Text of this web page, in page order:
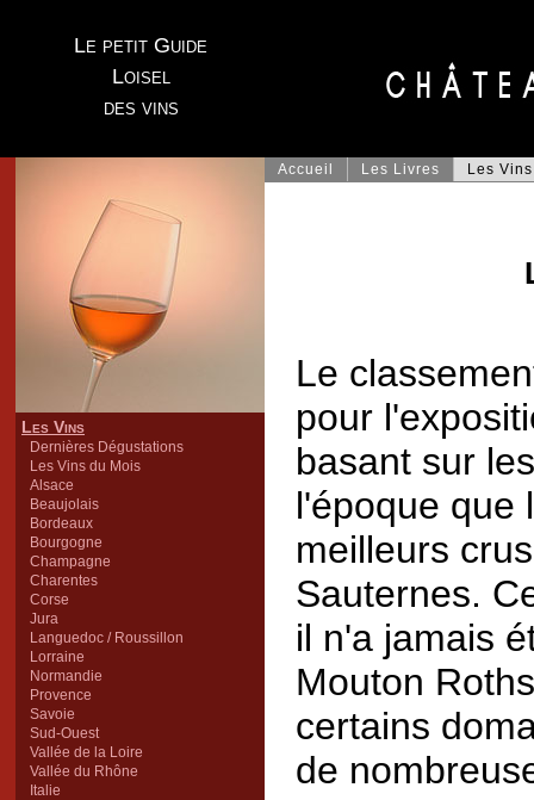
Le petit Guide
Loisel
des vins
Les Vins
Dernières Dégustations
Les Vins du Mois
Alsace
Beaujolais
Bordeaux
Bourgogne
Champagne
Charentes
Corse
Jura
Languedoc / Roussillon
Lorraine
Normandie
Provence
Savoie
Sud-Ouest
Vallée de la Loire
Vallée du Rhône
Italie
Accueil Les Livres Les Vins
Le
pour
basant sur
l'époque que
meilleurs
Sauternes.
il n'a jamais
Mouton
certains
de